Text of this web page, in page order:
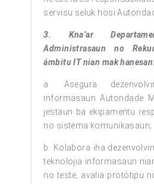
servisu seluk hosi
3. Kna’ar
Administrasaun no
ámbitu IT nian mak
a. Asegura
informasaun Autoridade
jestaun ba ekipamentu
no sistema komunikasaun;
b. Kolabora iha
teknolojia informasaun
no teste, avalia protótipu